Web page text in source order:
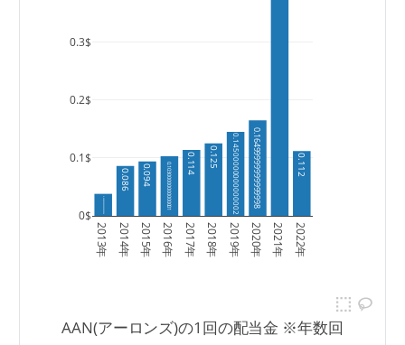
0.086 0.094 0.10300000000000001 0.114 0.125 0.145000000000000020.16499999999999998 0.112
2013年 2014年 2015年 2016年 2017年 2018年 2019年 2020年 2021年 2022年
0$
0.1$
0.2$
0.3$
AAN(アーロンズ)の1回の配当金 ※年数回